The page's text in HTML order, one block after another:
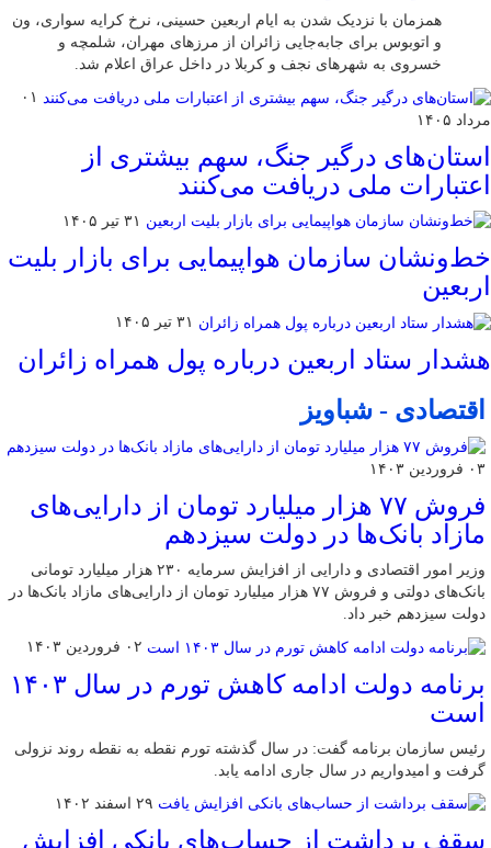
همزمان با نزدیک شدن به ایام اربعین حسینی، نرخ کرایه سواری، ون
و اتوبوس برای جابه‌جایی زائران از مرزهای مهران، شلمچه و
خسروی به شهرهای نجف و کربلا در داخل عراق اعلام شد.
۰۱
مرداد ۱۴۰۵
استان‌های درگیر جنگ، سهم بیشتری از
اعتبارات ملی دریافت می‌کنند
۳۱ تیر ۱۴۰۵
خط‌ونشان سازمان هواپیمایی برای بازار بلیت
اربعین
۳۱ تیر ۱۴۰۵
هشدار ستاد اربعین درباره پول همراه زائران
اقتصادی - شباویز
۰۳ فروردین ۱۴۰۳
فروش ۷۷ هزار میلیارد تومان از دارایی‌های
مازاد بانک‌ها در دولت سیزدهم
وزیر امور اقتصادی و دارایی از افزایش سرمایه ۲۳۰ هزار میلیارد تومانی
بانک‌های دولتی و فروش ۷۷ هزار میلیارد تومان از دارایی‌های مازاد بانک‌ها در
دولت سیزدهم خبر داد.
۰۲ فروردین ۱۴۰۳
برنامه دولت ادامه کاهش تورم در سال ۱۴۰۳
است
رئیس سازمان برنامه گفت: در سال گذشته تورم نقطه به نقطه روند نزولی
گرفت و امیدواریم در سال جاری ادامه یابد.
۲۹ اسفند ۱۴۰۲
سقف برداشت از حساب‌های بانکی افزایش